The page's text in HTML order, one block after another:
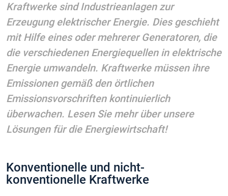
Kraftwerke sind Industrieanlagen zur
Erzeugung elektrischer Energie. Dies geschieht
mit Hilfe eines oder mehrerer Generatoren, die
die verschiedenen Energiequellen in elektrische
Energie umwandeln. Kraftwerke müssen ihre
Emissionen gemäß den örtlichen
Emissionsvorschriften kontinuierlich
überwachen. Lesen Sie mehr über unsere
Lösungen für die Energiewirtschaft!
Konventionelle und nicht-
konventionelle Kraftwerke